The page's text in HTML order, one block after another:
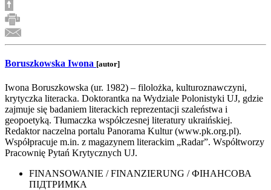
Boruszkowska Iwona [autor]
Iwona Boruszkowska (ur. 1982) – filolożka, kulturoznawczyni,
krytyczka literacka. Doktorantka na Wydziale Polonistyki UJ, gdzie
zajmuje się badaniem literackich reprezentacji szaleństwa i
geopoetyką. Tłumaczka współczesnej literatury ukraińskiej.
Redaktor naczelna portalu Panorama Kultur (www.pk.org.pl).
Współpracuje m.in. z magazynem literackim „Radar”. Współtworzy
Pracownię Pytań Krytycznych UJ.
FINANSOWANIE / FINANZIERUNG / ФІНАНСОВА
ПІДТРИМКА